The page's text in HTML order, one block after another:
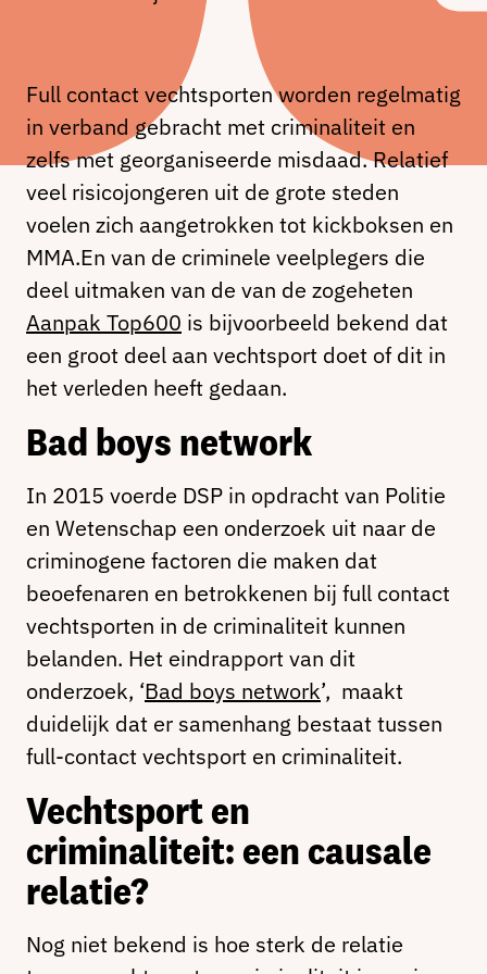
Full contact vechtsporten worden regelmatig
in verband gebracht met criminaliteit en
zelfs met georganiseerde misdaad. Relatief
veel risicojongeren uit de grote steden
voelen zich aangetrokken tot kickboksen en
MMA.En van de criminele veelplegers die
deel uitmaken van de van de zogeheten
Aanpak Top600 is bijvoorbeeld bekend dat
een groot deel aan vechtsport doet of dit in
het verleden heeft gedaan.
Bad boys network
In 2015 voerde DSP in opdracht van Politie
en Wetenschap een onderzoek uit naar de
criminogene factoren die maken dat
beoefenaren en betrokkenen bij full contact
vechtsporten in de criminaliteit kunnen
belanden. Het eindrapport van dit
onderzoek, ‘Bad boys network’, maakt
duidelijk dat er samenhang bestaat tussen
full-contact vechtsport en criminaliteit.
Vechtsport en
criminaliteit: een causale
relatie?
Nog niet bekend is hoe sterk de relatie